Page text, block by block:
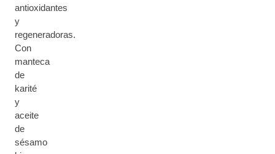
antioxidantes
y
regeneradoras.
Con
manteca
de
karité
y
aceite
de
sésamo